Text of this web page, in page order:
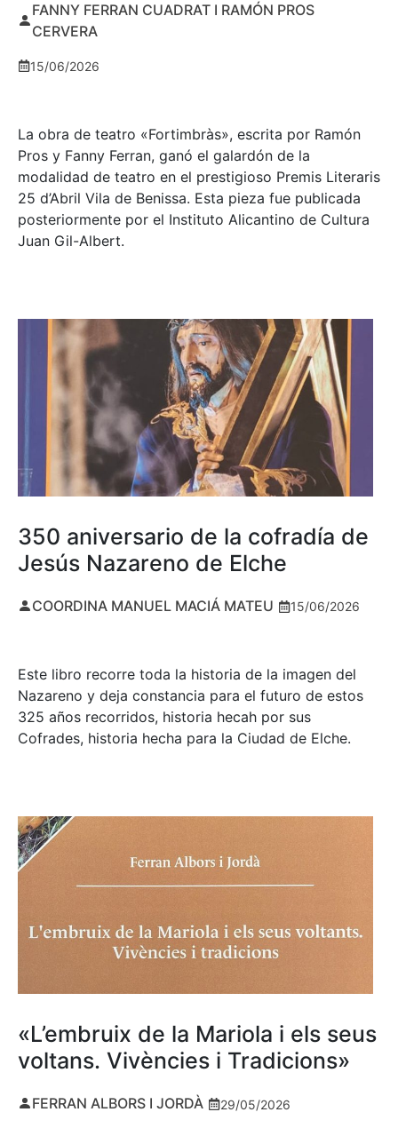
FANNY FERRAN CUADRAT I RAMÓN PROS
CERVERA
15/06/2026
La obra de teatro «Fortimbràs», escrita por Ramón
Pros y Fanny Ferran, ganó el galardón de la
modalidad de teatro en el prestigioso Premis Literaris
25 d’Abril Vila de Benissa. Esta pieza fue publicada
posteriormente por el Instituto Alicantino de Cultura
Juan Gil-Albert.
350 aniversario de la cofradía de
Jesús Nazareno de Elche
COORDINA MANUEL MACIÁ MATEU 15/06/2026
Este libro recorre toda la historia de la imagen del
Nazareno y deja constancia para el futuro de estos
325 años recorridos, historia hecah por sus
Cofrades, historia hecha para la Ciudad de Elche.
«L’embruix de la Mariola i els seus
voltans. Vivències i Tradicions»
FERRAN ALBORS I JORDÀ 29/05/2026